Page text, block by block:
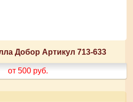
Добор Артикул 713-633
от 500 руб.